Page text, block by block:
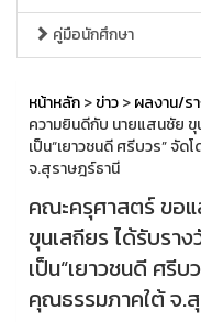
คู่มือนักศึกษา
หน้าหลัก>ข่าว>ผลงาน/ร
ความยินดีกับ นายแสนชัย
เป็น“เยาวชนดี ศรีบวร”
จ.สุราษฎร์ธานี
คณะครุศาสตร์ ขอ
ขุนเสถียร ได้รับรา
เป็น“เยาวชนดี ศรี
คุณธรรมภาคใต้ จ.